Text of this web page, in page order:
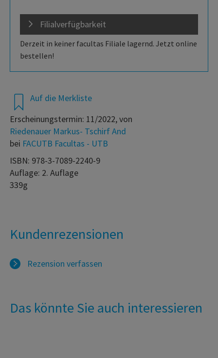
Filialverfügbarkeit
Derzeit in keiner facultas Filiale lagernd. Jetzt online
bestellen!
Auf die Merkliste
Erscheinungstermin: 11/2022, von
Riedenauer Markus- Tschirf And
bei FACUTB Facultas - UTB
ISBN: 978-3-7089-2240-9
Auflage: 2. Auflage
339g
Kundenrezensionen
Rezension verfassen
Das könnte Sie auch interessieren